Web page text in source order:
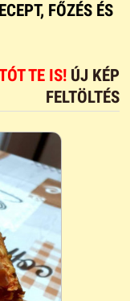
FŐZÉS ÉS
TE IS! ÚJ KÉP
FELTÖLTÉS